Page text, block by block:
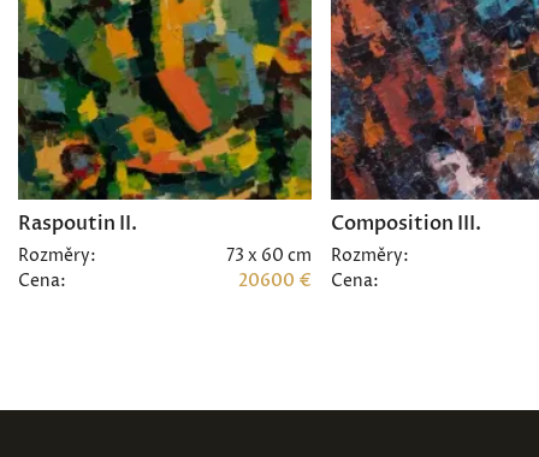
Raspoutin II.
Rozměry:
73 x 60 cm
Cena:
20600 €
Composition III.
Rozměry:
Cena: